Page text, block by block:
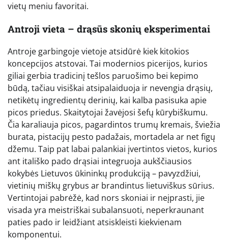
vietų meniu favoritai.
Antroji vieta – drąsūs skonių eksperimentai
Antroje garbingoje vietoje atsidūrė kiek kitokios
koncepcijos atstovai. Tai modernios picerijos, kurios
giliai gerbia tradicinį tešlos paruošimo bei kepimo
būdą, tačiau visiškai atsipalaiduoja ir nevengia drąsių,
netikėtų ingredientų derinių, kai kalba pasisuka apie
picos priedus. Skaitytojai žavėjosi šefų kūrybiškumu.
Čia karaliauja picos, pagardintos trumų kremais, šviežia
burata, pistacijų pesto padažais, mortadela ar net figų
džemu. Taip pat labai palankiai įvertintos vietos, kurios
ant itališko pado drąsiai integruoja aukščiausios
kokybės Lietuvos ūkininkų produkciją – pavyzdžiui,
vietinių miškų grybus ar brandintus lietuviškus sūrius.
Vertintojai pabrėžė, kad nors skoniai ir neįprasti, jie
visada yra meistriškai subalansuoti, neperkraunant
paties pado ir leidžiant atsiskleisti kiekvienam
komponentui.